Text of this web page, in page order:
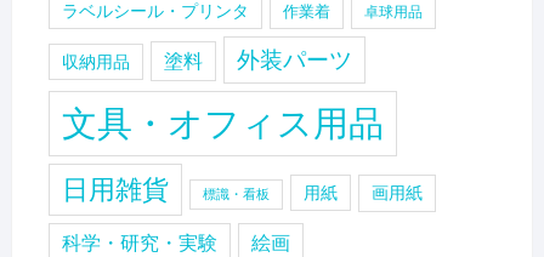
ラベルシール・プリンタ 作業着 卓球用品
収納用品 塗料 外装パーツ
文具・オフィス用品
日用雑貨 標識・看板 用紙 画用紙
科学・研究・実験 絵画